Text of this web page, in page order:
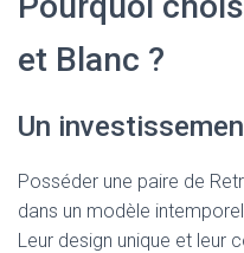
et Blanc ?
Un
Posséder une paire de
dans un modèle
Leur design unique et leur